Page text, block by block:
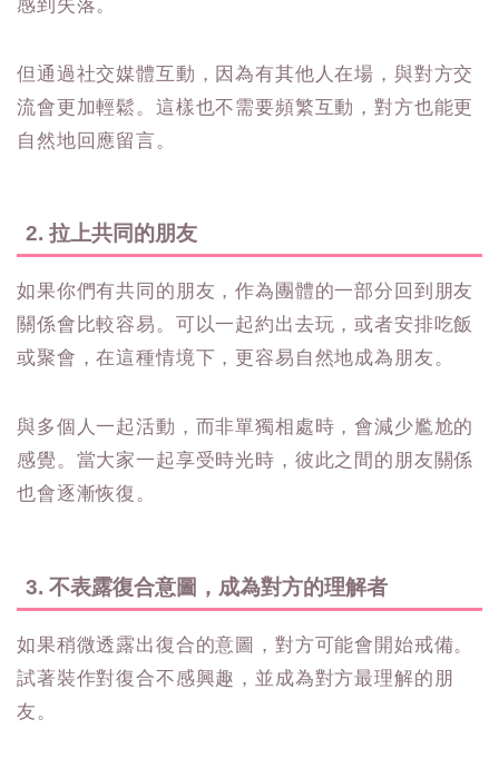
感到失落。
但通過社交媒體互動，因為有其他人在場，與對方交
流會更加輕鬆。這樣也不需要頻繁互動，對方也能更
自然地回應留言。
2. 拉上共同的朋友
如果你們有共同的朋友，作為團體的一部分回到朋友
關係會比較容易。可以一起約出去玩，或者安排吃飯
或聚會，在這種情境下，更容易自然地成為朋友。
與多個人一起活動，而非單獨相處時，會減少尷尬的
感覺。當大家一起享受時光時，彼此之間的朋友關係
也會逐漸恢復。
3. 不表露復合意圖，成為對方的理解者
如果稍微透露出復合的意圖，對方可能會開始戒備。
試著裝作對復合不感興趣，並成為對方最理解的朋
友。